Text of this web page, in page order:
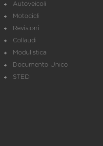
Autoveicoli
Motocicli
Revisioni
Collaudi
Modulistica
Documento Unico
STED